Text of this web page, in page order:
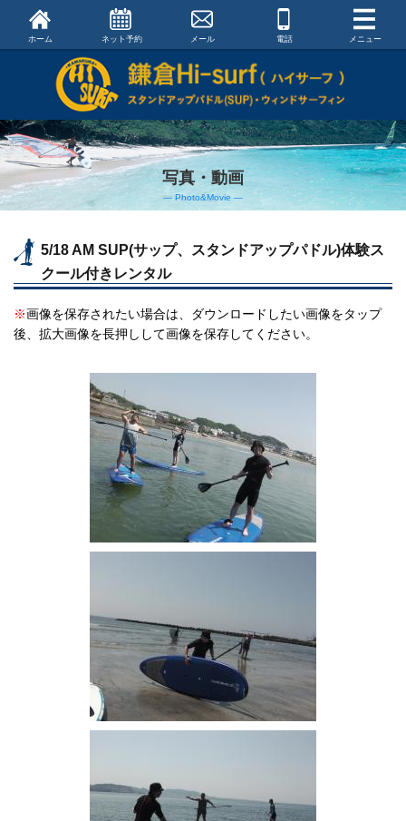
ホーム ネット予約 メール 電話 メニュー
写真・動画
― Photo&Movie ―
5/18 AM SUP(サップ、スタンドアップパドル)体験ス
クール付きレンタル
※画像を保存されたい場合は、ダウンロードしたい画像をタップ
後、拡大画像を長押しして画像を保存してください。